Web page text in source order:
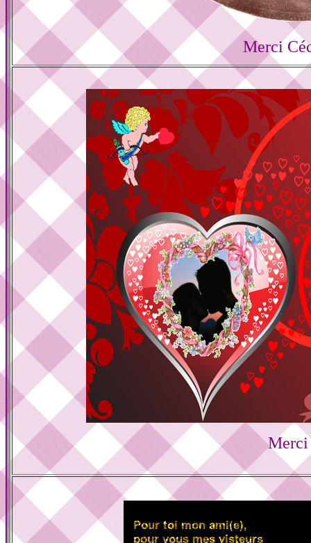
Merci
Merci